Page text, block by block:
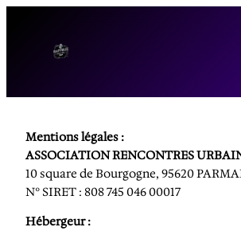
Mentions légales :
ASSOCIATION RENCONTRES
10 square de Bourgogne, 95620
N° SIRET : 808 745 046 00017
Hébergeur :